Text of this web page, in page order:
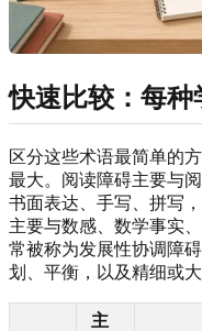
快速比较：每种
区分这些术语最简单的
最大。阅读障碍主要与
书面表达、手写、拼写
主要与数感、数学事实
常被称为发展性协调障
划、平衡，以及精细或
主